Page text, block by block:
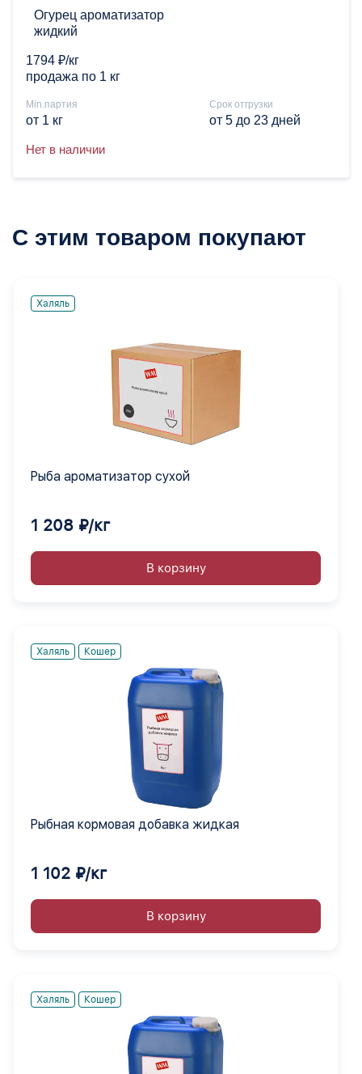
Огурец ароматизатор
жидкий
1794 ₽/кг
продажа по 1 кг
Min.партия
от 1 кг
Срок отгрузки
от 5 до 23 дней
Нет в наличии
С этим товаром покупают
Халяль
Рыба ароматизатор сухой
1 208 ₽/кг
В корзину
Халяль Кошер
Рыбная кормовая добавка жидкая
1 102 ₽/кг
В корзину
Халяль Кошер